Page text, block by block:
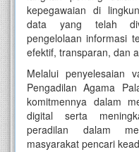
kepegawaian di
data yang telah
pengelolaan informasi
efektif, transparan, dan
Melalui penyelesaian
Pengadilan Agama
komitmennya dalam
digital serta
peradilan dalam
masyarakat pencari